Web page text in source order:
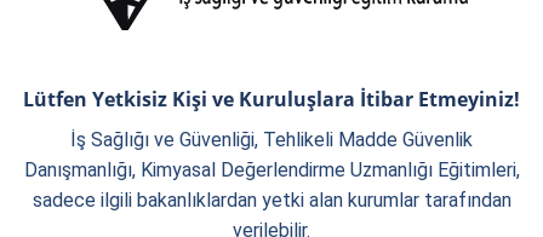
Lütfen Yetkisiz Kişi ve Kuruluşlara İtibar Etmeyiniz!
İş Sağlığı ve Güvenliği, Tehlikeli Madde Güvenlik
Danışmanlığı, Kimyasal Değerlendirme Uzmanlığı Eğitimleri,
sadece ilgili bakanlıklardan yetki alan kurumlar tarafından
verilebilir.